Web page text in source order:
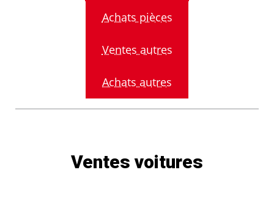
Achats pièces
Ventes autres
Achats autres
Ventes voitures